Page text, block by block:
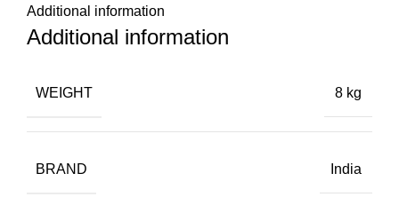
Additional information
Additional information
WEIGHT 8 kg
BRAND India